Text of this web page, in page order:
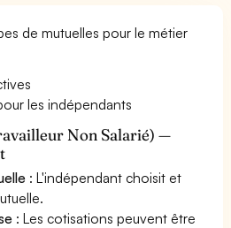
de mutuelles pour le métier
les indépendants
Non Salarié) —
: L'indépendant choisit et
: Les cotisations peuvent être